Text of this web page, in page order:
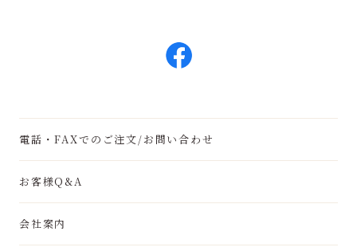
電話・FAXでのご注文/お問い合わせ
お客様Q&A
会社案内